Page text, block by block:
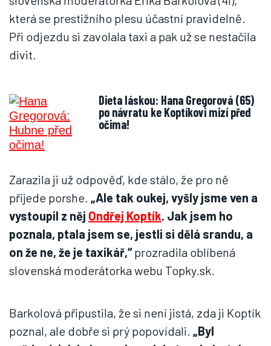
která se prestižního plesu účastní pravidelně.
Při odjezdu si zavolala taxi a pak už se nestačila
divit.
Dieta láskou: Hana Gregorová (65)
po návratu ke Koptíkovi mizí před
očima!
Zarazila ji už odpověď, kde stálo, že pro ně
přijede porshe. „Ale tak oukej, vyšly jsme ven a
vystoupil z něj Ondřej Koptík. Jak jsem ho
poznala, ptala jsem se, jestli si dělá srandu, a
on že ne, že je taxikář,“prozradila oblíbená
slovenská moderátorka webu Topky.sk.
Barkolová připustila, že si není jistá, zda ji Koptík
poznal, ale dobře si prý popovídali. „Byl